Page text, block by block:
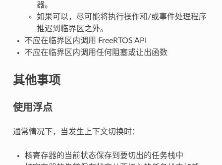
器。
如果可以，尽可能将执行操作和/或事件处理程序
推迟到临界区之外。
不应在临界区内调用 FreeRTOS API
不应在临界区内调用任何阻塞或让出函数
其他事项
使用浮点
通常情况下，当发生上下文切换时：
核寄存器的当前状态保存到要切出的任务栈中